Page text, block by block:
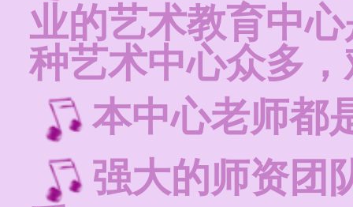
业的艺术教育中
种艺术中心众多
本中心老师都
强大的师资团